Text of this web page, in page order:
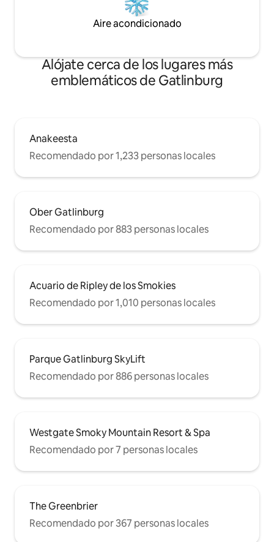
Aire acondicionado
Alójate cerca de los lugares más
emblemáticos de Gatlinburg
Anakeesta
Recomendado por 1,233 personas locales
Ober Gatlinburg
Recomendado por 883 personas locales
Acuario de Ripley de los Smokies
Recomendado por 1,010 personas locales
Parque Gatlinburg SkyLift
Recomendado por 886 personas locales
Westgate Smoky Mountain Resort & Spa
Recomendado por 7 personas locales
The Greenbrier
Recomendado por 367 personas locales